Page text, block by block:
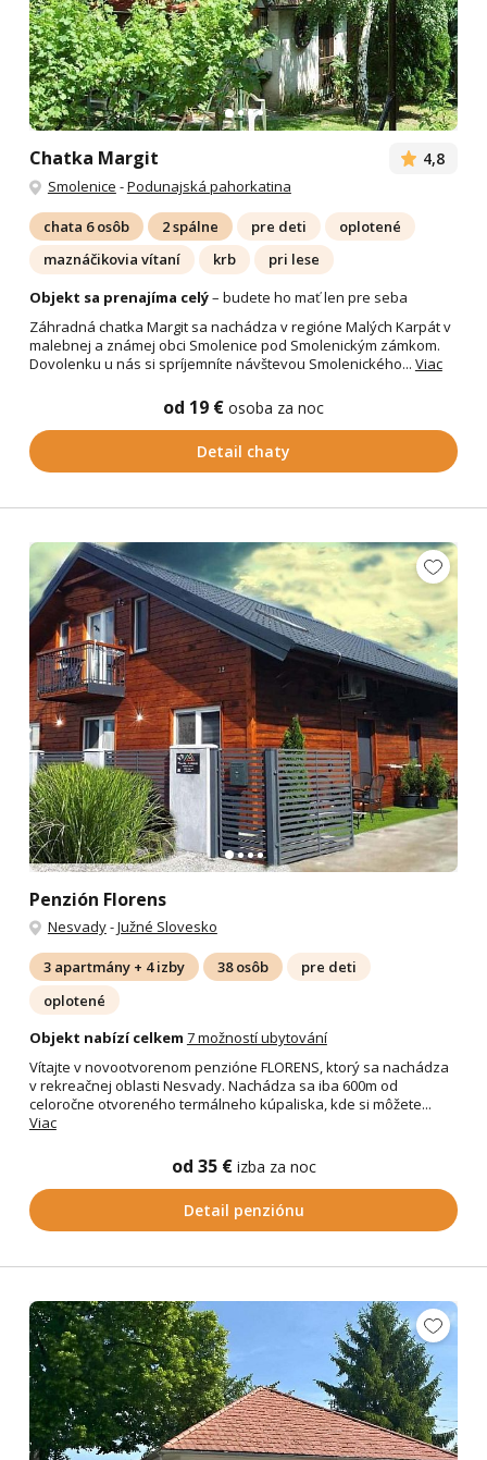
Chatka Margit 4,8
Smolenice -Podunajská pahorkatina
chata 6 osôb 2 spálne pre deti
oplotené
maznáčikovia vítaní
krb
pri lese
Objekt sa prenajíma celý– budete ho mať len pre seba
Záhradná chatka Margit sa nachádza v regióne Malých Karpát v
malebnej a známej obci Smolenice pod Smolenickým zámkom.
Dovolenku u nás si spríjemníte návštevou Smolenického... Viac
od 19 € osoba za noc
Detail chaty
Penzión Florens
Nesvady-Južné Slovesko
3 apartmány + 4 izby 38 osôb
pre deti
oplotené
Objekt nabízí celkem 7 možností ubytování
Vítajte v novootvorenom penzióne FLORENS, ktorý sa nachádza
v rekreačnej oblasti Nesvady. Nachádza sa iba 600m od
celoročne otvoreného termálneho kúpaliska, kde si môžete...
Viac
od 35 € izba za noc
Detail penziónu